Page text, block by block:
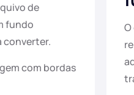
de
fundo
converter.
com bordas